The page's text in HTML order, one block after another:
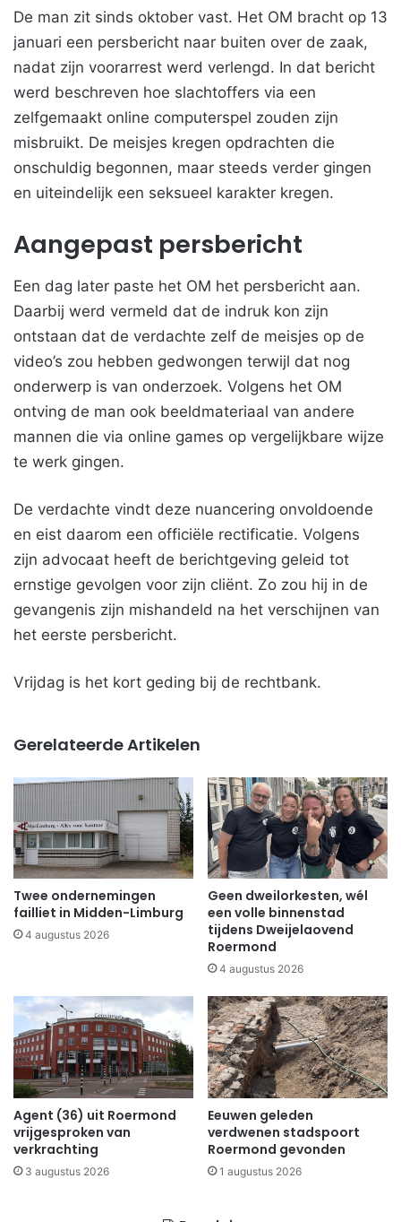
De man zit sinds oktober vast. Het OM bracht op 13
januari een persbericht naar buiten over de zaak,
nadat zijn voorarrest werd verlengd. In dat bericht
werd beschreven hoe slachtoffers via een
zelfgemaakt online computerspel zouden zijn
misbruikt. De meisjes kregen opdrachten die
onschuldig begonnen, maar steeds verder gingen
en uiteindelijk een seksueel karakter kregen.
Aangepast persbericht
Een dag later paste het OM het persbericht aan.
Daarbij werd vermeld dat de indruk kon zijn
ontstaan dat de verdachte zelf de meisjes op de
video’s zou hebben gedwongen terwijl dat nog
onderwerp is van onderzoek. Volgens het OM
ontving de man ook beeldmateriaal van andere
mannen die via online games op vergelijkbare wijze
te werk gingen.
De verdachte vindt deze nuancering onvoldoende
en eist daarom een officiële rectificatie. Volgens
zijn advocaat heeft de berichtgeving geleid tot
ernstige gevolgen voor zijn cliënt. Zo zou hij in de
gevangenis zijn mishandeld na het verschijnen van
het eerste persbericht.
Vrijdag is het kort geding bij de rechtbank.
Gerelateerde Artikelen
Twee ondernemingen
failliet in Midden-Limburg
4 augustus 2026
Geen dweilorkesten, wél
een volle binnenstad
tijdens Dweijelaovend
Roermond
4 augustus 2026
Agent (36) uit Roermond
vrijgesproken van
verkrachting
3 augustus 2026
Eeuwen geleden
verdwenen stadspoort
Roermond gevonden
1 augustus 2026